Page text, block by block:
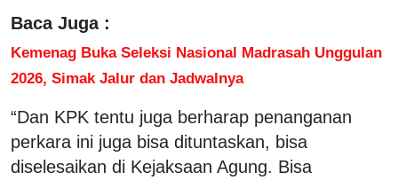
Baca Juga :
Kemenag Buka Seleksi Nasional Madrasah Unggulan
2026, Simak Jalur dan Jadwalnya
“Dan KPK tentu juga berharap penanganan
perkara ini juga bisa dituntaskan, bisa
diselesaikan di Kejaksaan Agung. Bisa